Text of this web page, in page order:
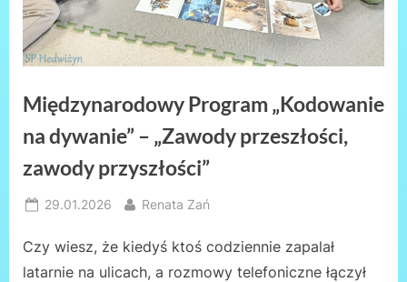
Międzynarodowy Program „Kodowanie
na dywanie” – „Zawody przeszłości,
zawody przyszłości”
Posted
29.01.2026 By
Renata Zań
Czy wiesz, że kiedyś ktoś codziennie zapalał
latarnie na ulicach, a rozmowy telefoniczne łączył